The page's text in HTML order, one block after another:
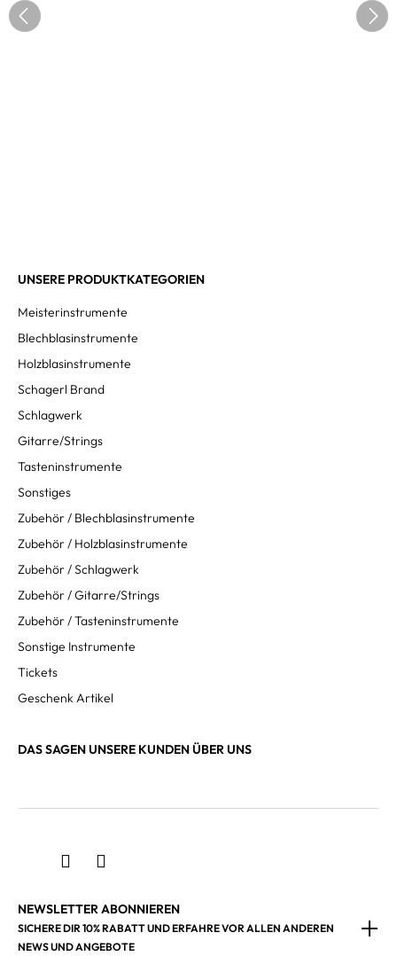
UNSERE PRODUKTKATEGORIEN
Meisterinstrumente
Blechblasinstrumente
Holzblasinstrumente
Schagerl Brand
Schlagwerk
Gitarre/Strings
Tasteninstrumente
Sonstiges
Zubehör / Blechblasinstrumente
Zubehör / Holzblasinstrumente
Zubehör / Schlagwerk
Zubehör / Gitarre/Strings
Zubehör / Tasteninstrumente
Sonstige Instrumente
Tickets
Geschenk Artikel
DAS SAGEN UNSERE KUNDEN ÜBER UNS
NEWSLETTER ABONNIEREN
SICHERE DIR 10% RABATT UND ERFAHRE VOR ALLEN ANDEREN
NEWS UND ANGEBOTE